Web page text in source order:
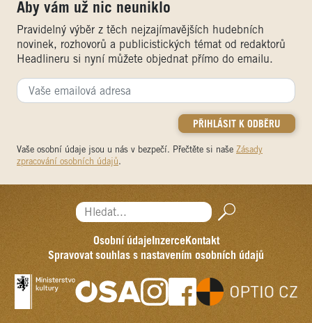
Aby vám už nic neuniklo
Pravidelný výběr z těch nejzajímavějších hudebních
novinek, rozhovorů a publicistických témat od redaktorů
Headlineru si nyní můžete objednat přímo do emailu.
Vaše osobní údaje jsou u nás v bezpečí. Přečtěte si naše Zásady
zpracování osobních údajů.
Hledat...
Osobní údajeInzerceKontakt
Spravovat souhlas s nastavením osobních údajů